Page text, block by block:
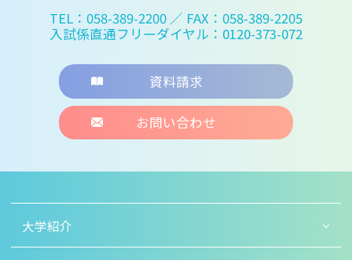
TEL：058-389-2200 ／ FAX：058-389-2205
入試係直通フリーダイヤル：0120-373-072
資料請求
お問い合わせ
大学紹介